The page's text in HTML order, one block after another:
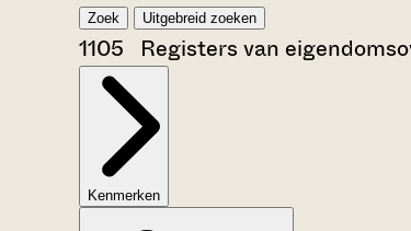
Zoek Uitgebreid zoeken
1105 Registers van
Kenmerken